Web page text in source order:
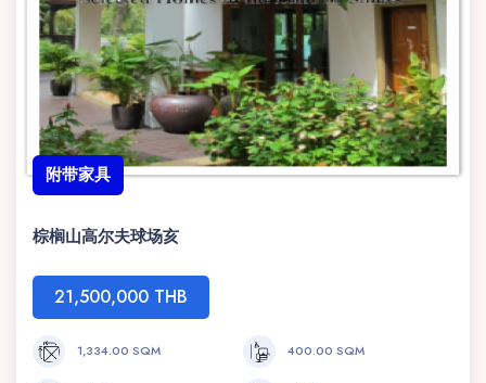
附带家具
棕榈山高尔夫球场亥
21,500,000 THB
1,334.00 SQM 400.00 SQM